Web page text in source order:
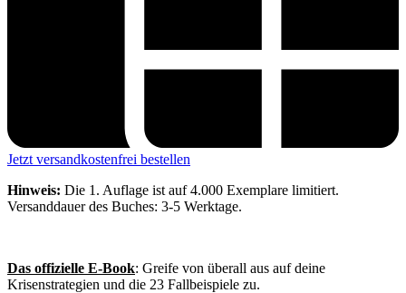
Jetzt versandkostenfrei bestellen
Hinweis: Die 1. Auflage ist auf 4.000 Exemplare limitiert.
Versanddauer des Buches: 3-5 Werktage.
Das offizielle E-Book: Greife von überall aus auf deine
Krisenstrategien und die 23 Fallbeispiele zu.